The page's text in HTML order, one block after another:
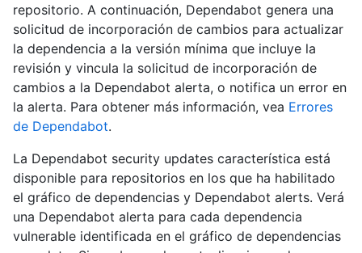
repositorio. A continuación, Dependabot genera una
solicitud de incorporación de cambios para actualizar
la dependencia a la versión mínima que incluye la
revisión y vincula la solicitud de incorporación de
cambios a la Dependabot alerta, o notifica un error en
la alerta. Para obtener más información, vea Errores
de Dependabot.
La Dependabot security updates característica está
disponible para repositorios en los que ha habilitado
el gráfico de dependencias y Dependabot alerts. Verá
una Dependabot alerta para cada dependencia
vulnerable identificada en el gráfico de dependencias